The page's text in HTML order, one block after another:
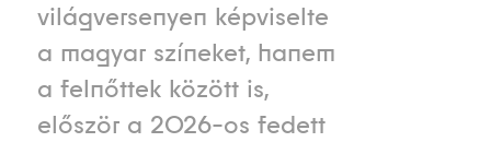
világversenyen képviselte
a magyar színeket, hanem
a felnőttek között is,
először a 2026-os fedett